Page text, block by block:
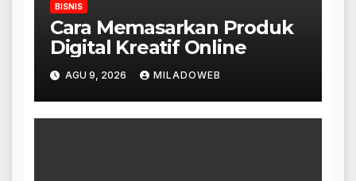
BISNIS
Cara Memasarkan Produk
Digital Kreatif Online
AGU 9, 2026 MILADOWEB